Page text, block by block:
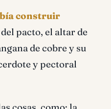
construir
pacto, el altar de
de cobre y su
y pectoral